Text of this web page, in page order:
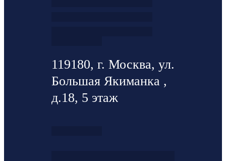
119180, г. Москва, ул.
Большая Якиманка ,
д.18, 5 этаж